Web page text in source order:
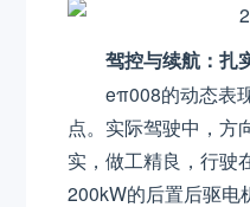
驾控与续航：扎
eπ008的动态表
点。实际驾驶中，方
实，做工精良，行驶
200kW的后置后驱电